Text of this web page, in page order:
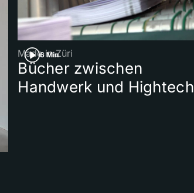
6 Min
Made in Züri
Bücher zwischen
Handwerk und Hightech